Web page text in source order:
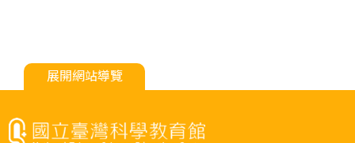
展開網站導覽